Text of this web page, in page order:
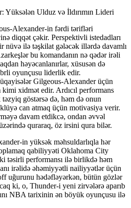
Alexander-in fərdi tərifləri
diqqət çəkir. Perspektivli istedadları
nüvə ilə təşkilat gələcək illərdə davamlı
bu komandanın nə qədər irəli
həyəcanlanırlar, xüsusən də
oyunçusu liderlik edir.
Gilgeous-Alexander üçün
xidmət edir. Ardıcıl performans
göstərsə də, həm də onun
can atmaq üçün motivasiya verir.
davam etdikcə, ondan əvvəl
quraraq, öz irsini qura bilər.
in yüksək məhsuldarlıqla hər
qabiliyyəti Oklahoma City
təsirli performansı ilə birlikdə həm
irəlidə əhəmiyyətli nailiyyətlər üçün
uğurunu hədəfləyərkən, bütün gözlər
ki, o, Thunder-i yeni zirvələrə aparıb
NBA tarixinin ən böyük oyunçusu ilə